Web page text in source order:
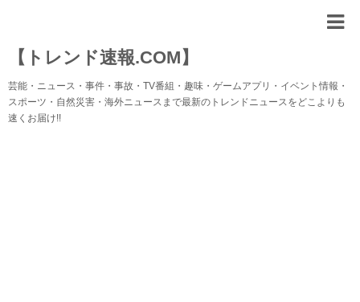
【トレンド速報.COM】
芸能・ニュース・事件・事故・TV番組・趣味・ゲームアプリ・イベント情報・
スポーツ・自然災害・海外ニュースまで最新のトレンドニュースをどこよりも
速くお届け!!